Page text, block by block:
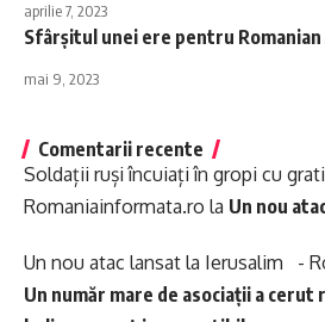
aprilie 7, 2023
Sfârșitul unei ere pentru
mai 9, 2023
Comentarii recente
Soldații ruși încuiați în gropi cu
Romaniainformata.ro la Un nou
Un nou atac lansat la Ierusalim -
Un număr mare de asociații a